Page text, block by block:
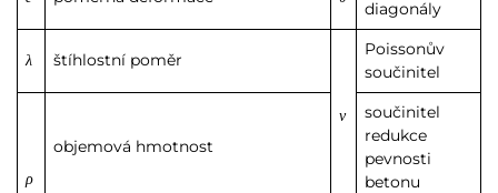
diagonály
λ štíhlostní poměr
ν
Poissonův
součinitel
ρ
objemová hmotnost
součinitel
redukce
pevnosti
betonu